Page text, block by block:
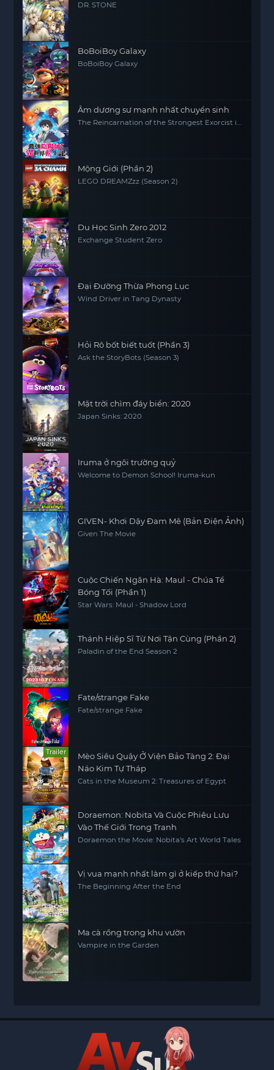
DR. STONE
BoBoiBoy Galaxy
BoBoiBoy Galaxy
Âm dương sư mạnh nhất chuyển sinh
The Reincarnation of the Strongest Exorcist in
Mộng Giới (Phần 2)
LEGO DREAMZzz (Season 2)
Du Học Sinh Zero 2012
Exchange Student Zero
Đại Đường Thừa Phong Lục
Wind Driver in Tang Dynasty
Hỏi Rô bốt biết tuốt (Phần 3)
Ask the StoryBots (Season 3)
Mặt trời chìm đáy biển: 2020
Japan Sinks: 2020
Iruma ở ngôi trường quỷ
Welcome to Demon School! Iruma-kun
GIVEN- Khơi Dậy Đam Mê (Bản Điện Ảnh)
Given The Movie
Cuộc Chiến Ngân Hà: Maul - Chúa Tể
Bóng Tối (Phần 1)
Star Wars: Maul - Shadow Lord
Thánh Hiệp Sĩ Từ Nơi Tận Cùng (Phần 2)
Paladin of the End Season 2
Fate/strange Fake
Fate/strange Fake
Trailer
Mèo Siêu Quậy Ở Viện Bảo Tàng 2: Đại
Náo Kim Tự Tháp
Cats in the Museum 2: Treasures of Egypt
Doraemon: Nobita Và Cuộc Phiêu Lưu
Vào Thế Giới Trong Tranh
Doraemon the Movie: Nobita's Art World Tales
Vị vua mạnh nhất làm gì ở kiếp thứ hai?
The Beginning After the End
Ma cà rồng trong khu vườn
Vampire in the Garden